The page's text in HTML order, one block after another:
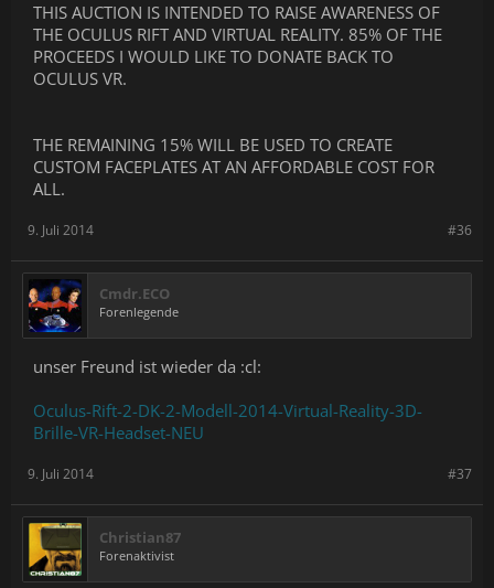
THIS AUCTION IS INTENDED TO RAISE AWARENESS OF
THE OCULUS RIFT AND VIRTUAL REALITY. 85% OF THE
PROCEEDS I WOULD LIKE TO DONATE BACK TO
OCULUS VR.
THE REMAINING 15% WILL BE USED TO CREATE
CUSTOM FACEPLATES AT AN AFFORDABLE COST FOR
ALL.
#36
9. Juli 2014
Cmdr.ECO
Forenlegende
unser Freund ist wieder da :cl:
Oculus-Rift-2-DK-2-Modell-2014-Virtual-Reality-3D-
Brille-VR-Headset-NEU
#37
9. Juli 2014
Christian87
Forenaktivist